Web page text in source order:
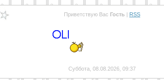
Приветствую Вас Гость | RSS
Суббота, 08.08.2026, 09:37